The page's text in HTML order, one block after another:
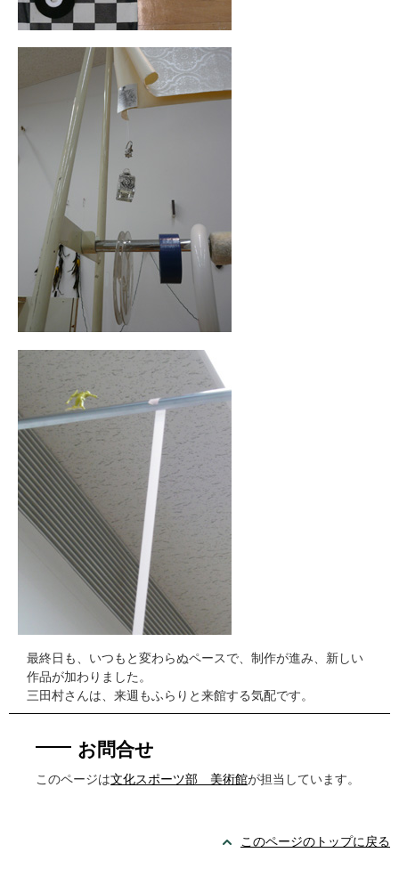
最終日も、いつもと変わらぬペースで、制作が進み、新しい
作品が加わりました。
三田村さんは、来週もふらりと来館する気配です。
お問合せ
このページは文化スポーツ部 美術館が担当しています。
このページのトップに戻る